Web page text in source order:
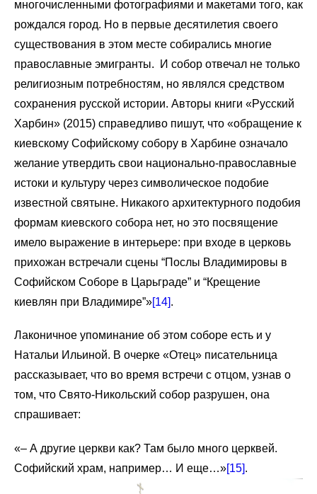
многочисленными фотографиями и макетами того, как
рождался город. Но в первые десятилетия своего
существования в этом месте собирались многие
православные эмигранты. И собор отвечал не только
религиозным потребностям, но являлся средством
сохранения русской истории. Авторы книги «Русский
Харбин» (2015) справедливо пишут, что «обращение к
киевскому Софийскому собору в Харбине означало
желание утвердить свои национально-православные
истоки и культуру через символическое подобие
известной святыне. Никакого архитектурного подобия
формам киевского собора нет, но это посвящение
имело выражение в интерьере: при входе в церковь
прихожан встречали сцены “Послы Владимировы в
Софийском Соборе в Царьграде” и “Крещение
киевлян при Владимире”»[14].
Лаконичное упоминание об этом соборе есть и у
Натальи Ильиной. В очерке «Отец» писательница
рассказывает, что во время встречи с отцом, узнав о
том, что Свято-Никольский собор разрушен, она
спрашивает:
«– А другие церкви как? Там было много церквей.
Софийский храм, например… И еще…»[15].